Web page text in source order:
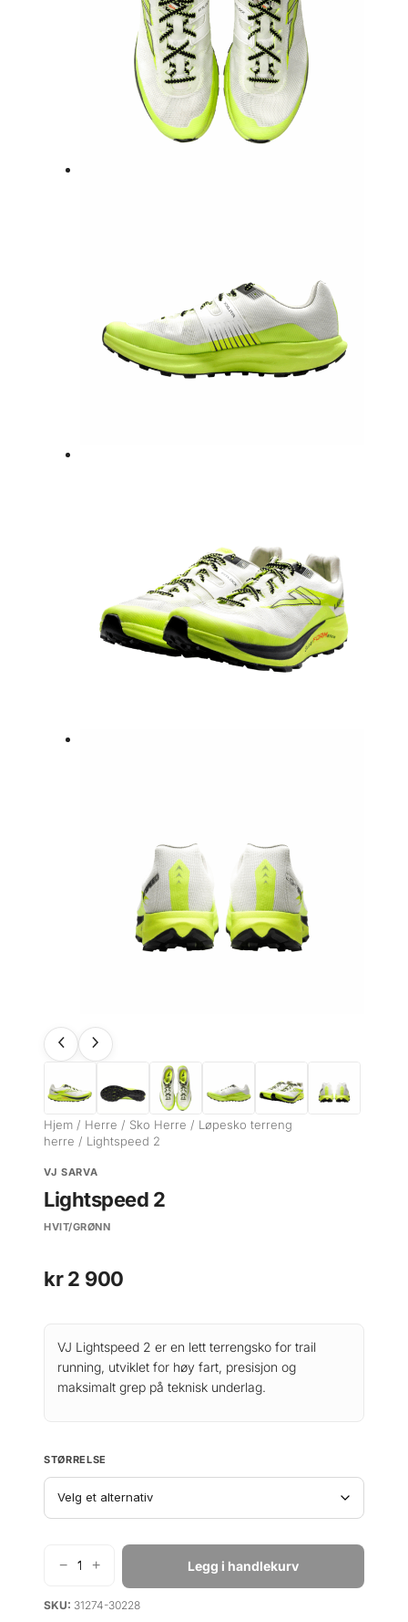
Hjem / Herre / Sko Herre / Løpesko terreng
herre / Lightspeed 2
VJ SARVA
Lightspeed 2
HVIT/GRØNN
kr2 900
VJ Lightspeed 2 er en lett terrengsko for trail
running, utviklet for høy fart, presisjon og
maksimalt grep på teknisk underlag.
STØRRELSE
S
− + Legg i handlekurv
SKU: 31274-30228